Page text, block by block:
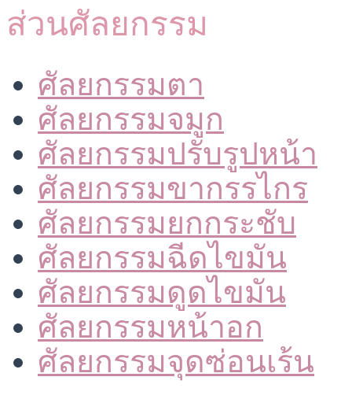
ส่วนศัลยกรรม
ศัลยกรรมตา
ศัลยกรรมจมูก
ศัลยกรรมปรับรูปหน้า
ศัลยกรรมขากรรไกร
ศัลยกรรมยกกระชับ
ศัลยกรรมฉีดไขมัน
ศัลยกรรมดูดไขมัน
ศัลยกรรมหน้าอก
ศัลยกรรมจุดซ่อนเร้น